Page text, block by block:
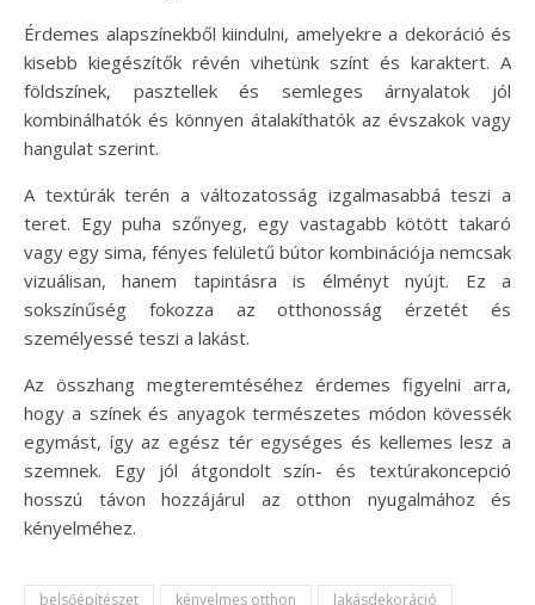
Érdemes alapszínekből kiindulni, amelyekre a dekoráció és
kisebb kiegészítők révén vihetünk színt és karaktert. A
földszínek, pasztellek és semleges árnyalatok jól
kombinálhatók és könnyen átalakíthatók az évszakok vagy
hangulat szerint.
A textúrák terén a változatosság izgalmasabbá teszi a
teret. Egy puha szőnyeg, egy vastagabb kötött takaró
vagy egy sima, fényes felületű bútor kombinációja nemcsak
vizuálisan, hanem tapintásra is élményt nyújt. Ez a
sokszínűség fokozza az otthonosság érzetét és
személyessé teszi a lakást.
Az összhang megteremtéséhez érdemes figyelni arra,
hogy a színek és anyagok természetes módon kövessék
egymást, így az egész tér egységes és kellemes lesz a
szemnek. Egy jól átgondolt szín- és textúrakoncepció
hosszú távon hozzájárul az otthon nyugalmához és
kényelméhez.
belsőépítészet kényelmes otthon lakásdekoráció